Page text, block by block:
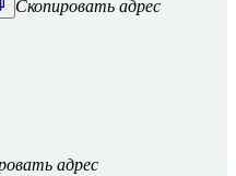
Скопировать адрес
адрес